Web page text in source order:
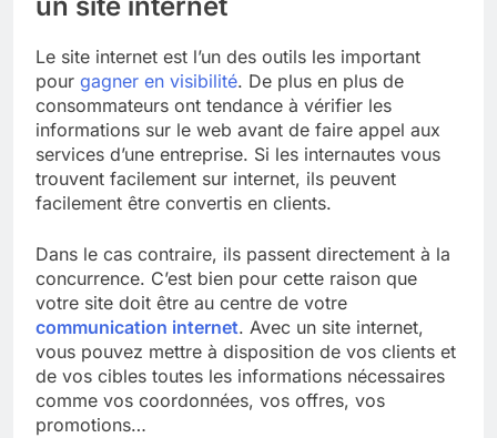
Le site internet est l’un des outils les important
pour gagner en visibilité. De plus en plus de
consommateurs ont tendance à vérifier les
informations sur le web avant de faire appel aux
services d’une entreprise. Si les internautes vous
trouvent facilement sur internet, ils peuvent
facilement être convertis en clients.
Dans le cas contraire, ils passent directement à la
concurrence. C’est bien pour cette raison que
votre site doit être au centre de votre
communication internet. Avec un site internet,
vous pouvez mettre à disposition de vos clients et
de vos cibles toutes les informations nécessaires
comme vos coordonnées, vos offres, vos
promotions…